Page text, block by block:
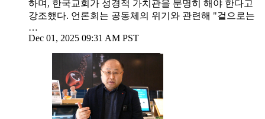
하며, 한국교회가 성경적 가치관을 분명히 해야 한다고
강조했다. 언론회는 공동체의 위기와 관련해 "겉으로는
…
Dec 01, 2025 09:31 AM PST